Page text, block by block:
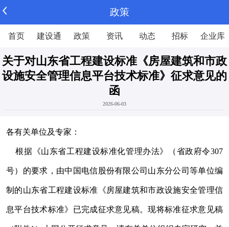
政策
首页 建设通 政策 资讯 动态 招标 企业库
关于对山东省工程建设标准《房屋建筑和市政
设施安全管理信息平台技术标准》征求意见的
函
2026-06-03
各有关单位及专家：
根据《山东省工程建设标准化管理办法》（省政府令307
号）的要求，由中国电信股份有限公司山东分公司等单位编
制的山东省工程建设标准《房屋建筑和市政设施安全管理信
息平台技术标准》已完成征求意见稿。现将标准征求意见稿